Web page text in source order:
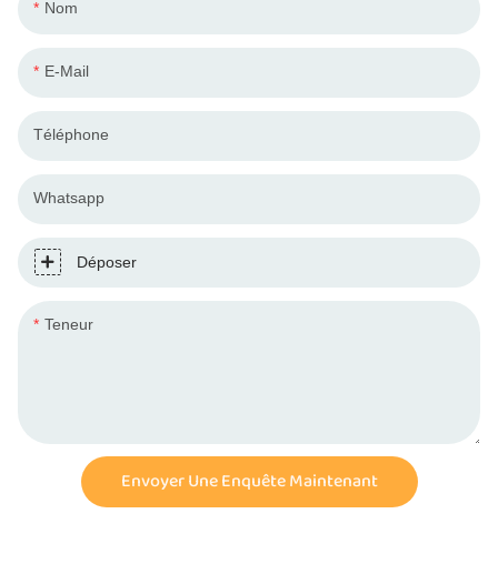
Nom
E-Mail
Téléphone
Whatsapp
Déposer
Teneur
Envoyer Une Enquête Maintenant